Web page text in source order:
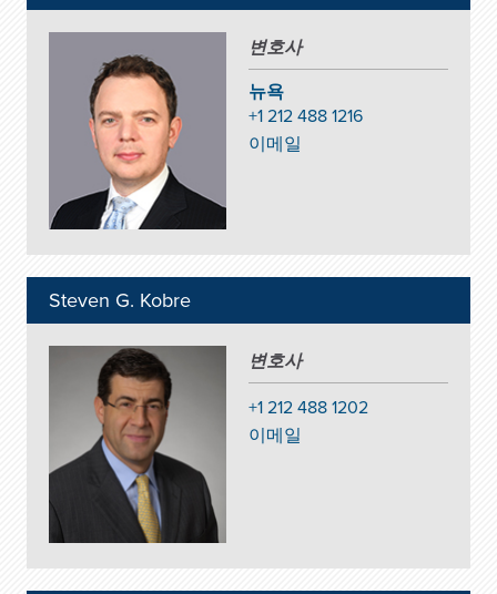
변호사
뉴욕
+1 212 488 1216
이메일
Steven G. Kobre
변호사
+1 212 488 1202
이메일